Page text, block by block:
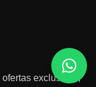
ofertas exclusivas,